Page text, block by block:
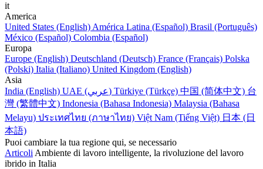
it
America
United States (English) América Latina (Español) Brasil (Português)
México (Español) Colombia (Español)
Europa
Europe (English) Deutschland (Deutsch) France (Français) Polska
(Polski) Italia (Italiano) United Kingdom (English)
Asia
India (English)
UAE (عربي) Türkiye (Türkçe) 中国 (简体中文) 台
灣 (繁體中文) Indonesia (Bahasa Indonesia) Malaysia (Bahasa
Melayu) ประเทศไทย (ภาษาไทย) Việt Nam (Tiếng Việt) 日本 (日
本語)
Puoi cambiare la tua regione qui, se necessario
Articoli Ambiente di lavoro intelligente, la rivoluzione del lavoro
ibrido in Italia